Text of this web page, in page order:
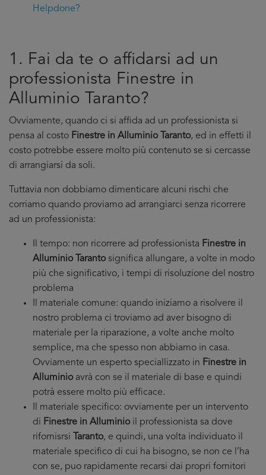
Helpdone?
1. Fai da te o affidarsi ad un
professionista Finestre in
Alluminio Taranto?
Ovviamente, quando ci si affida ad un professionista si
pensa al costo Finestre in Alluminio Taranto, ed in effetti il
costo potrebbe essere molto più contenuto se si cercasse
di arrangiarsi da soli.
Tuttavia non dobbiamo dimenticare alcuni rischi che
corriamo quando proviamo ad arrangiarci senza ricorrere
ad un professionista:
Il tempo: non ricorrere ad professionista Finestre in
Alluminio Tarantosignifica allungare, a volte in modo
più che significativo, i tempi di risoluzione del nostro
problema
Il materiale comune: quando iniziamo a risolvere il
nostro problema ci troviamo ad aver bisogno di
materiale per la riparazione, a volte anche molto
semplice, ma che spesso non abbiamo in casa.
Ovviamente un esperto speciallizzato in Finestre in
Alluminioavrà con se il materiale di base e quindi
potrà essere molto più efficace.
Il materiale specifico: ovviamente per un intervento
di Finestre in Alluminioil professionista sa dove
rifornisrsi
Taranto, e quindi, una volta individuato il
materiale specifico di cui ha bisogno, se non ce l’ha
con se, puo rapidamente recarsi dai propri fornitori